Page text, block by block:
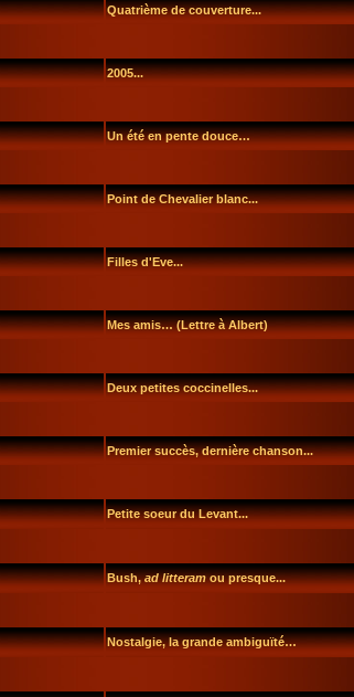
Quatrième de couverture...
2005...
Un été en pente douce…
Point de Chevalier blanc...
Filles d'Eve...
Mes amis… (Lettre à Albert)
Deux petites coccinelles...
Premier succès, dernière chanson...
Petite soeur du Levant...
Bush,ad litteramou presque...
Nostalgie, la grande ambiguïté…